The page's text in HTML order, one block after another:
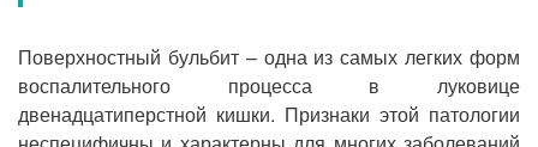
Поверхностный бульбит – одна из самых легких форм
воспалительного процесса в луковице
двенадцатиперстной кишки. Признаки этой патологии